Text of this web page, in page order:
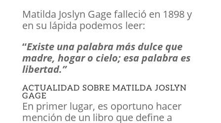
Matilda Joslyn Gage falleció en 1898 y
en su lápida podemos leer:
“Existe una palabra más dulce que
madre, hogar o cielo; esa palabra es
libertad.”
ACTUALIDAD SOBRE MATILDA JOSLYN
GAGE
En primer lugar, es oportuno hacer
mención de un libro que define a